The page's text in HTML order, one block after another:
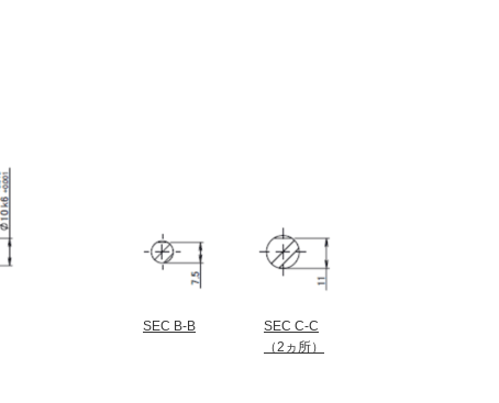
SEC B-B
SEC C-C
（2ヵ所）